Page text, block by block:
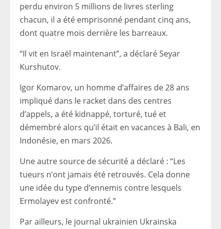
perdu environ 5 millions de livres sterling
chacun, il a été emprisonné pendant cinq ans,
dont quatre mois derrière les barreaux.
“Il vit en Israël maintenant”, a déclaré Seyar
Kurshutov.
Igor Komarov, un homme d’affaires de 28 ans
impliqué dans le racket dans des centres
d’appels, a été kidnappé, torturé, tué et
démembré alors qu’il était en vacances à Bali, en
Indonésie, en mars 2026.
Une autre source de sécurité a déclaré : “Les
tueurs n’ont jamais été retrouvés. Cela donne
une idée du type d’ennemis contre lesquels
Ermolayev est confronté.”
Par ailleurs, le journal ukrainien Ukrainska